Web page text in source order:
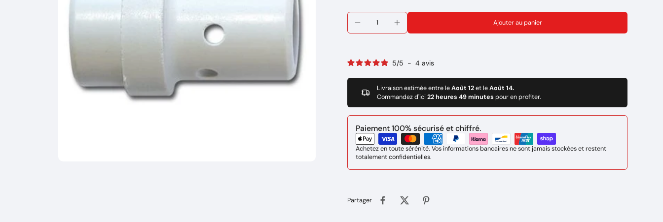
Ajouter au panier
5/5 - 4 avis
Livraison estimée entre leAoût 12et leAoût 14.
Commandez d'ici22 heures 49 minutes pour en profiter.
Paiement 100% sécurisé et chiffré.
Achetez en toute sérénité. Vos informations bancaires ne sont jamais stockées et restent
totalement confidentielles.
Partager